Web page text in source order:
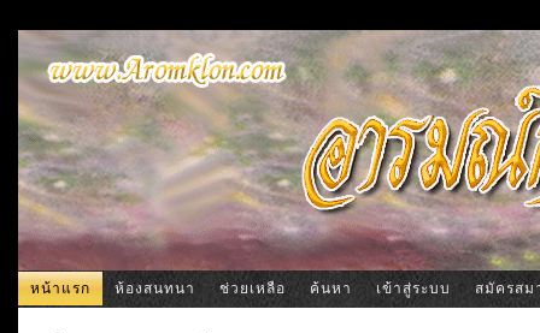
หน้าแรก ห้องสนทนา ช่วยเหลือ ค้นหา เข้าสู่ระบบ สมัครสม